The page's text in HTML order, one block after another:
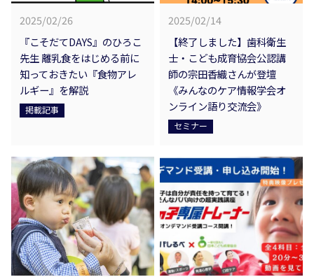
2025/02/26
『こそだてDAYS』のひろこ
先生 離乳食をはじめる前に
知っておきたい『食物アレ
ルギー』を解説
掲載記事
2025/02/14
【終了しました】歯科衛生
士・こども成育協会公認講
師の宗田香織さんが登壇
《みんなのケア情報学会オ
ンライン語り交流会》
セミナー